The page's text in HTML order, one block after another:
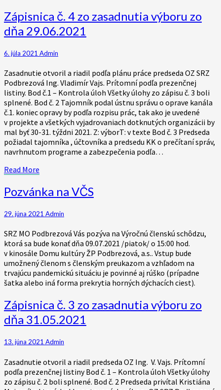
Zápisnica
č.
4
zasadnutia
zo
dňa
29.06.2021
Zápisnica č. 4 zo zasadnutia výboru zo
dňa 29.06.2021
6. júla 2021 Admin
Zasadnutie otvoril a riadil podľa plánu práce predseda OZ SRZ
Podbrezová Ing. Vladimír Vajs. Prítomní podľa prezenčnej
listiny. Bod č.1 – Kontrola úloh Všetky úlohy zo zápisu č. 3 boli
splnené. Bod č. 2 Tajomník podal ústnu správu o oprave kanála
č.1. koniec opravy by podľa rozpisu prác, tak ako je uvedené
v projekte a všetkých vyjadrovaniach dotknutých organizácii by
mal byť 30-31. týždni 2021. Z: výborT: v texte Bod č. 3 Predseda
požiadal tajomníka , účtovníka a predsedu KK o prečítaní správ,
navrhnutom programe a zabezpečenia podľa…
Read More
Pozvánka
na
Pozvánka na VČS
29. júna 2021 Admin
SRZ MO Podbrezová Vás pozýva na Výročnú členskú schôdzu,
ktorá sa bude konať dňa 09.07.2021 /piatok/ o 15:00 hod.
v kinosále Domu kultúry ŽP Podbrezová, a.s.. Vstup bude
umožnený členom s členským preukazom a vzhľadom na
trvajúcu pandemickú situáciu je povinné aj rúško (prípadne
šatka alebo iná forma prekrytia horných dýchacích ciest).
Zápisnica
č.
3
zasadnutia
zo
dňa
31.05.2021
Zápisnica č. 3 zo zasadnutia výboru zo
dňa 31.05.2021
13. júna 2021 Admin
Zasadnutie otvoril a riadil predseda OZ Ing. V. Vajs. Prítomní
podľa prezenčnej listiny Bod č. 1 – Kontrola úloh Všetky úlohy
zo zápisu č. 2 boli splnené. Bod č. 2 Predseda privítal Kristiána